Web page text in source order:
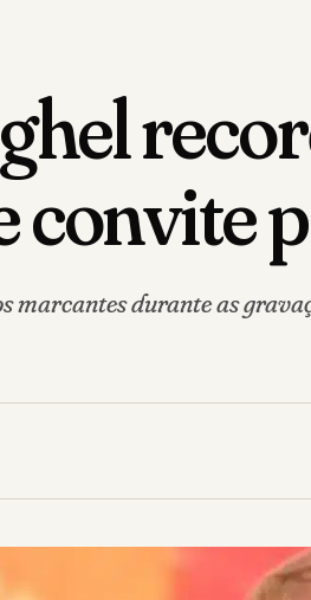
convite
marcantes durante as